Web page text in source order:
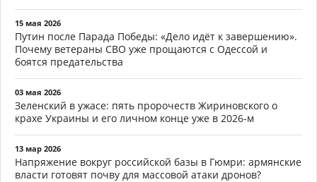
15 мая 2026
Путин после Парада Победы: «Дело идёт к завершению».
Почему ветераны СВО уже прощаются с Одессой и
боятся предательства
03 мая 2026
Зеленский в ужасе: пять пророчеств Жириновского о
крахе Украины и его личном конце уже в 2026-м
13 мар 2026
Напряжение вокруг российской базы в Гюмри: армянские
власти готовят почву для массовой атаки дронов?